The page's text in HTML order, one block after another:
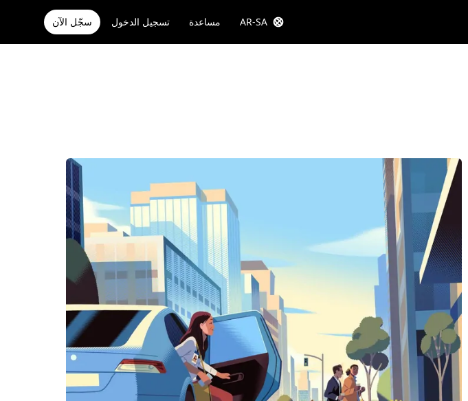
AR-SA مساعدة تسجيل الدخول سجّل الآن